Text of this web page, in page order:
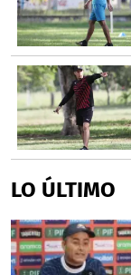
LO ÚLTIMO